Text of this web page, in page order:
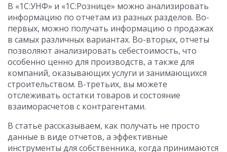
В «1С:УНФ» и «1С:Рознице» можно анализировать
информацию по отчетам из разных разделов. Во-
первых, можно получать информацию о продажах
в самых различных вариантах. Во-вторых, отчеты
позволяют анализировать себестоимость, что
особенно ценно для производств, а также для
компаний, оказывающих услуги и занимающихся
строительством. В-третьих, вы можете
отслеживать остатки товаров и состояние
взаиморасчетов с контрагентами.
В статье рассказываем, как получать не просто
данные в виде отчетов, а эффективные
инструменты для собственника, когда принимаются